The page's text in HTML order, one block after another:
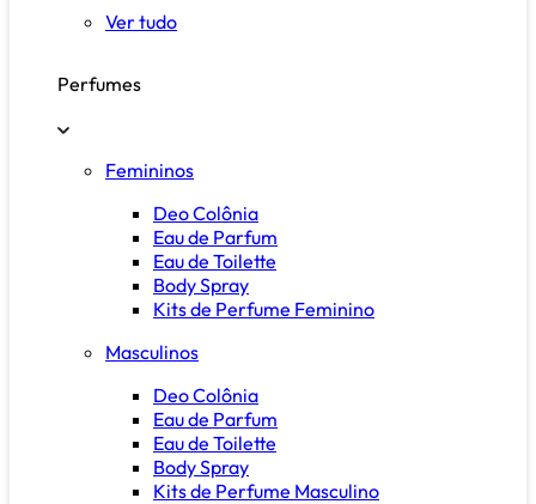
Ver tudo
Perfumes
Femininos
Deo Colônia
Eau de Parfum
Eau de Toilette
Body Spray
Kits de Perfume Feminino
Masculinos
Deo Colônia
Eau de Parfum
Eau de Toilette
Body Spray
Kits de Perfume Masculino